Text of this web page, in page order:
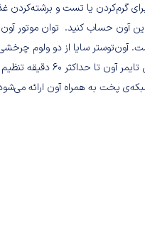
که برای گرم‌کردن یا تست و برشته‌کردن
آون حساب کنید. توان موتور
آون‌توستر سایا از دو ولوم
تنظیم دما و زمان‌سنج برخوردار است. این دستگاه تا حداکثر دمای 230 درجه‌ی سانتی‌گراد قابل تنظیم است. علاوه‌براین تایمر آون تا حداکثر 60 دقیقه تنظیم
پخت به همراه آون ارائه